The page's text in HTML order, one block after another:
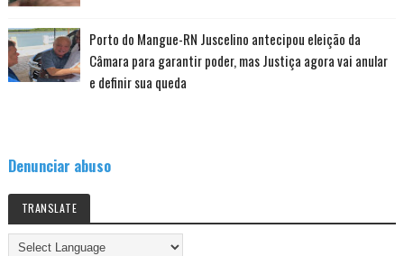
Porto do Mangue-RN Juscelino antecipou eleição da
Câmara para garantir poder, mas Justiça agora vai anular
e definir sua queda
Denunciar abuso
TRANSLATE